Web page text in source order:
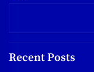
Recent Posts